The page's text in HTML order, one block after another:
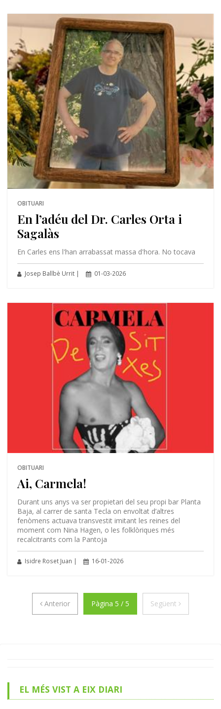
OBITUARI
En l’adéu del Dr. Carles Orta i
Sagalàs
En Carles ens l'han arrabassat massa d'hora. No tocava
Josep Ballbè Urrit | 01-03-2026
OBITUARI
Ai, Carmela!
Durant uns anys va ser propietari del seu propi bar Planta
Baja, al carrer de santa Tecla on envoltat d’altres
fenòmens actuava transvestit imitant les reines del
moment com Nina Hagen, o les folklòriques més
recalcitrants com la Pantoja
Isidre Roset Juan | 16-01-2026
AnteriorAnteriorPàgina 5 / 5 Següent
EL MÉS VIST A EIX DIARI